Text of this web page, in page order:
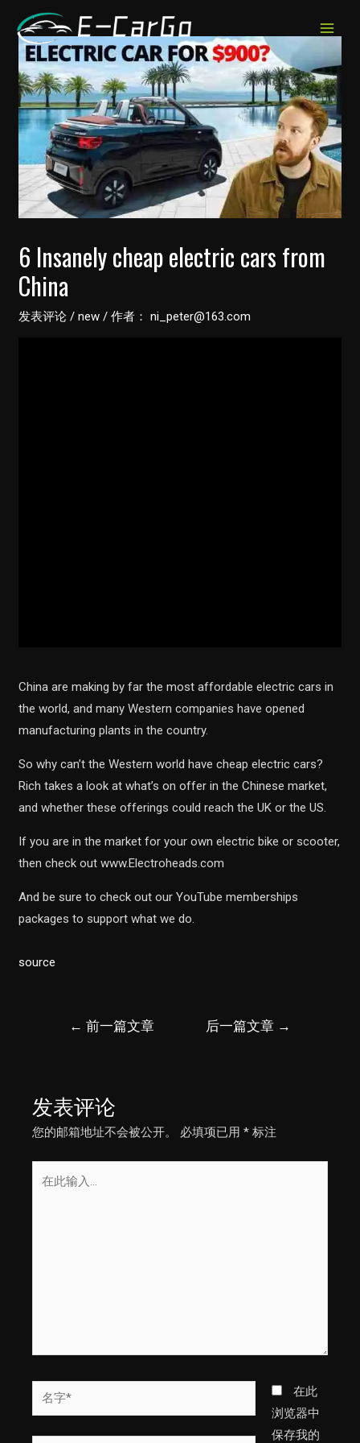
MAIN
6 Insanely cheap electric cars from
China
发表评论 /new / 作者： ni_peter@163.com
China are making by far the most affordable electric cars in
the world, and many Western companies have opened
manufacturing plants in the country.
So why can’t the Western world have cheap electric cars?
Rich takes a look at what’s on offer in the Chinese market,
and whether these offerings could reach the UK or the US.
If you are in the market for your own electric bike or scooter,
then check out www.Electroheads.com
And be sure to check out our YouTube memberships
packages to support what we do.
source
← 前一篇文章 后一篇文章 →
发表评论
您的邮箱地址不会被公开。 必填项已用* 标注
字
*
在此
浏览器中
保存我的